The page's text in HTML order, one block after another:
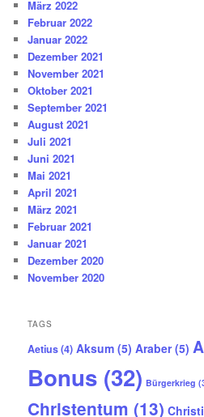
März 2022
Februar 2022
Januar 2022
Dezember 2021
November 2021
Oktober 2021
September 2021
August 2021
Juli 2021
Juni 2021
Mai 2021
April 2021
März 2021
Februar 2021
Januar 2021
Dezember 2020
November 2020
TAGS
Aetius(4) Aksum (5) Araber(5)
Bonus (32) Bürgerkrieg
Christentum (13)